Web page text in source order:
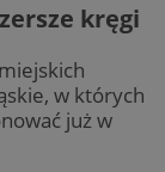
kręgi
w których
już w